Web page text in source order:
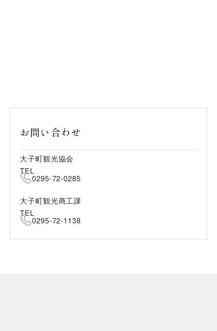
お問い合わせ
大子町観光協会
TEL
0295-72-0285
大子町観光商工課
TEL
0295-72-1138